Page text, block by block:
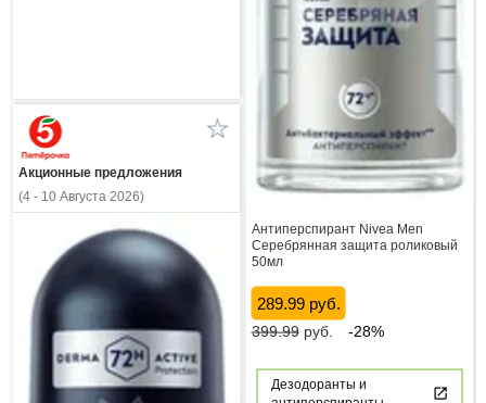
Антиперспирант Nivea Men
Серебрянная защита роликовый
50мл
289.99 руб.
399.99руб. -28%
Дезодоранты и
Акционные предложения
(4 - 10 Августа 2026)